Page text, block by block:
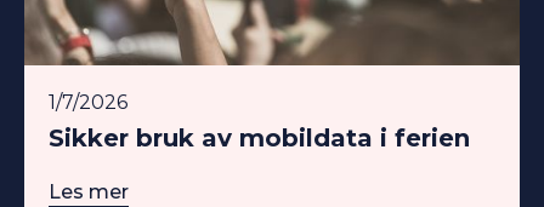
1/7/2026
Sikker bruk av mobildata i ferien
Les mer